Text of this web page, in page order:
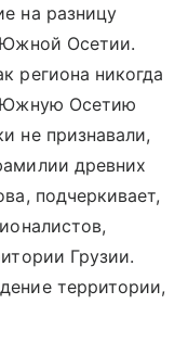
на разницу
Южной Осетии.
региона никогда
Южную Осетию
не признавали,
древних
подчеркивает,
Грузии.
территории,